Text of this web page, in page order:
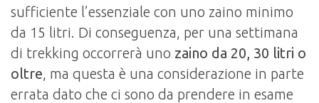
sufficiente l’essenziale con uno zaino minimo
da 15 litri. Di conseguenza, per una settimana
di trekking occorrerà uno zaino da 20, 30 litri o
oltre, ma questa è una considerazione in parte
errata dato che ci sono da prendere in esame